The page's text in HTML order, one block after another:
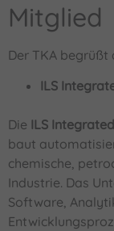
Mitglied
Der TKA begrüßt
ILS
Die ILS
baut
chemische,
Industrie. Das
Software,